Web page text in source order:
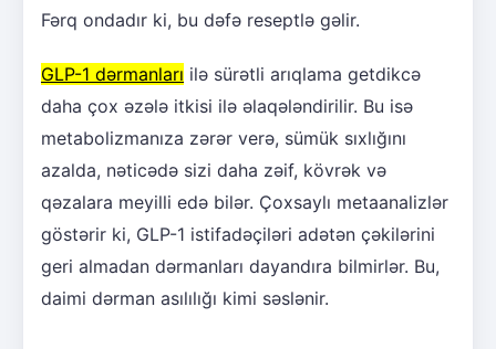
Fərq ondadır ki, bu dəfə reseptlə gəlir.
GLP-1 dərmanları ilə sürətli arıqlama getdikcə
daha çox əzələ itkisi ilə əlaqələndirilir. Bu isə
metabolizmanıza zərər verə, sümük sıxlığını
azalda, nəticədə sizi daha zəif, kövrək və
qəzalara meyilli edə bilər. Çoxsaylı metaanalizlər
göstərir ki, GLP-1 istifadəçiləri adətən çəkilərini
geri almadan dərmanları dayandıra bilmirlər. Bu,
daimi dərman asılılığı kimi səslənir.